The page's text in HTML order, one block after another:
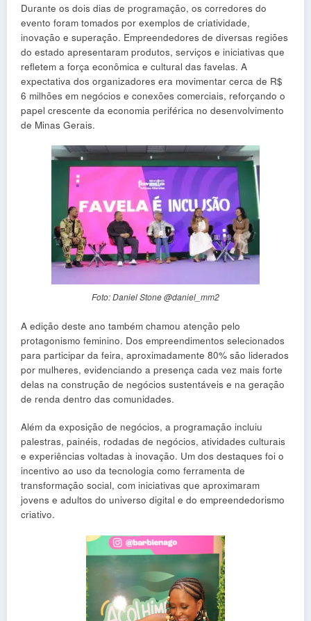
Durante os dois dias de programação, os corredores do
evento foram tomados por exemplos de criatividade,
inovação e superação. Empreendedores de diversas regiões
do estado apresentaram produtos, serviços e iniciativas que
refletem a força econômica e cultural das favelas. A
expectativa dos organizadores era movimentar cerca de R$
6 milhões em negócios e conexões comerciais, reforçando o
papel crescente da economia periférica no desenvolvimento
de Minas Gerais.
Foto: Daniel Stone @daniel_mm2
A edição deste ano também chamou atenção pelo
protagonismo feminino. Dos empreendimentos selecionados
para participar da feira, aproximadamente 80% são liderados
por mulheres, evidenciando a presença cada vez mais forte
delas na construção de negócios sustentáveis e na geração
de renda dentro das comunidades.
Além da exposição de negócios, a programação incluiu
palestras, painéis, rodadas de negócios, atividades culturais
e experiências voltadas à inovação. Um dos destaques foi o
incentivo ao uso da tecnologia como ferramenta de
transformação social, com iniciativas que aproximaram
jovens e adultos do universo digital e do empreendedorismo
criativo.